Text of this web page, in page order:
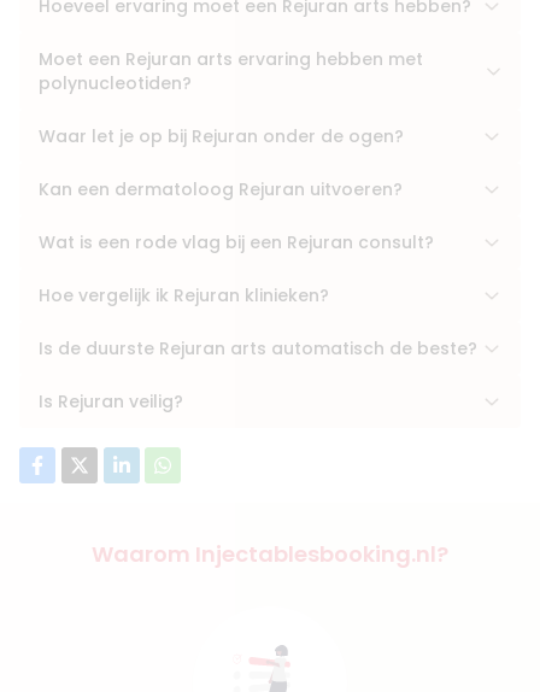
Hoeveel ervaring moet een Rejuran arts hebben?
Moet een Rejuran arts ervaring hebben met
polynucleotiden?
Waar let je op bij Rejuran onder de ogen?
Kan een dermatoloog Rejuran uitvoeren?
Wat is een rode vlag bij een Rejuran consult?
Hoe vergelijk ik Rejuran klinieken?
Is de duurste Rejuran arts automatisch de beste?
Is Rejuran veilig?
Waarom Injectablesbooking.nl?